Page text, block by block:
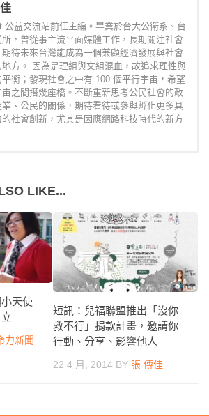
公益交流站前任主編。畢業於台大公衛系、台
所，曾從事主流平面媒體工作，長期關注社會
期待未來台灣能成為一個兼顧經濟發展與社會
地方。 因為是理組與文組混血，故追求理性與
平衡；發現社會之中有 100 個平行宇宙，希望
宙之間搭幾座橋。不斷重新思考公民社會的政
業、公民的關係，期待看待或參與孵化更多具
的社會創新，尤其是因應網路科技時代的新方
LIKE...
天使
力新聞
短訊：兒福聯盟推出「沒你
救不行」捐款計畫，邀請你
行動、分享、影響他人
22 4 月, 2014 BY 張 傳佳